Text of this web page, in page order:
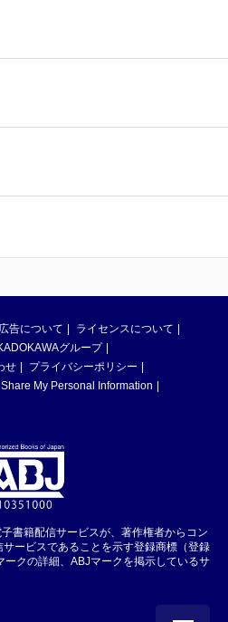
広告について
ライセンスについて
グループ
せ
プライバシーポリシー
My Personal Information
書籍配信サービスが、著作権者からコン
ービスであることを示す登録商標（登録
クの詳細、ABJマークを掲示しているサ